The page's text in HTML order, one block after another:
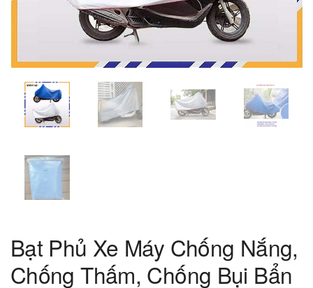
Bạt Phủ Xe Máy Chống Nắng,
Chống Thấm, Chống Bụi Bẩn